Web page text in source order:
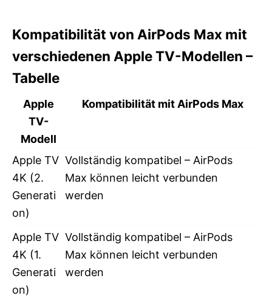
Kompatibilität von AirPods Max mit
verschiedenen Apple TV-Modellen –
Tabelle
Apple
TV-
Modell
Kompatibilität mit AirPods Max
Apple TV
4K (2.
Generati
on)
Vollständig kompatibel – AirPods
Max können leicht verbunden
werden
Apple TV
4K (1.
Generati
on)
Vollständig kompatibel – AirPods
Max können leicht verbunden
werden